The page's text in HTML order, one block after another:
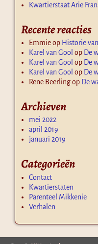
Kwartierstaat Arie
Recente reacties
Emmieop Historie
Karel van Gool op De
Karel van Gool op De
Karel van Gool op De
Rene Beerlingop De
Archieven
mei 2022
april 2019
januari 2019
Categorieën
Contact
Kwartierstaten
Parenteel Mikkenie
Verhalen